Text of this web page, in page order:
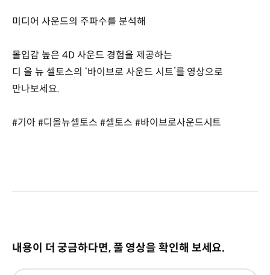
미디어 사운드의 주파수를 분석해
몰입감 높은 4D 사운드 경험을 제공하는
디 올 뉴 셀토스의 ‘바이브로 사운드 시트’를 영상으로
만나보세요.
#기아 #디올뉴셀토스 #셀토스 #바이브로사운드시트
내용이 더 궁금하다면, 풀 영상을 확인해 보세요.